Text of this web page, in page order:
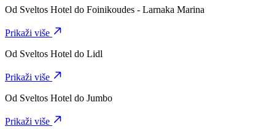
Od Sveltos Hotel do Foinikoudes - Larnaka Marina
Prikaži više
Od Sveltos Hotel do Lidl
Prikaži više
Od Sveltos Hotel do Jumbo
Prikaži više